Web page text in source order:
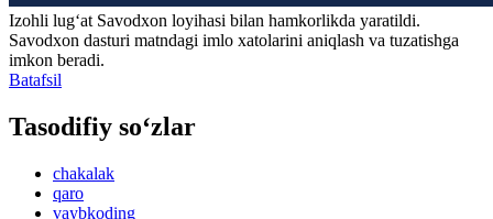
Izohli lugʻat Savodxon loyihasi bilan hamkorlikda yaratildi.
Savodxon dasturi matndagi imlo xatolarini aniqlash va tuzatishga
imkon beradi.
Batafsil
Tasodifiy so‘zlar
chakalak
qaro
vaybkoding